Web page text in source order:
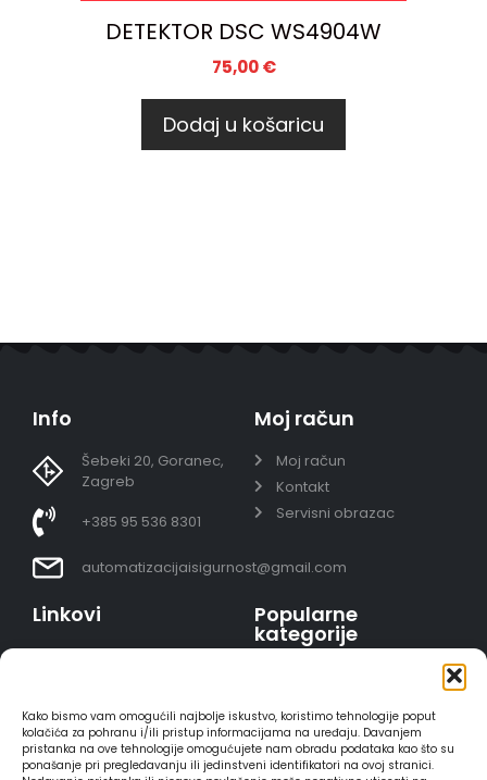
Kako bismo vam omogućili najbolje iskustvo, koristimo tehnologije poput
kolačića za pohranu i/ili pristup informacijama na uređaju. Davanjem
pristanka na ove tehnologije omogućujete nam obradu podataka kao što su
ponašanje pri pregledavanju ili jedinstveni identifikatori na ovoj stranici.
DETEKTOR DSC WS4904W
75,00€
Dodaj u košaricu
Info
Šebeki 20, Goranec,
Zagreb
+385 95 536 8301
automatizacijaisigurnost@gmail.com
Moj račun
Moj račun
Kontakt
Servisni obrazac
Linkovi
Sigurno plaćanje
karticama
Dostava
Popularne
kategorije
Video nadzor - kompleti
AJAX alarmi
HIKVISION portafoni